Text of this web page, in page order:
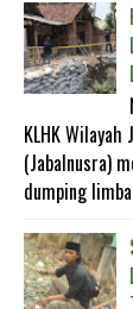
KLHK
(Jabalnusra)
dumping